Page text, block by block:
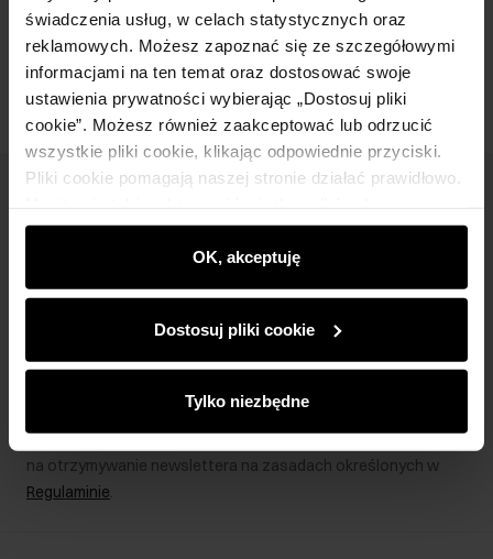
świadczenia usług, w celach statystycznych oraz
reklamowych. Możesz zapoznać się ze szczegółowymi
informacjami na ten temat oraz dostosować swoje
ustawienia prywatności wybierając „Dostosuj pliki
cookie”. Możesz również zaakceptować lub odrzucić
wszystkie pliki cookie, klikając odpowiednie przyciski.
Pliki cookie pomagają naszej stronie działać prawidłowo.
wyświetlać im dopasowane do ich preferencji treści,
rekomendacje oraz komunikaty reklamowe informujące o
najnowszych promocjach w e-sklepie. Informacje o tym,
partnerom społecznościowym, reklamowym i
analitycznym. Partnerzy mogą połączyć te informacje z
podczas korzystania z ich usług.
OK, akceptuję
Dostosuj pliki cookie
Tylko niezbędne
Opinie
Wprowadzając i zatwierdzając swoje dane wyrażasz zgodę
na otrzymywanie newslettera na zasadach określonych w
Regulaminie.